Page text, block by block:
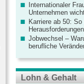
Internationaler
Unternehmen
Karriere ab 50:
Herausforderungen
Jobwechsel –
berufliche
Lohn & Gehalt